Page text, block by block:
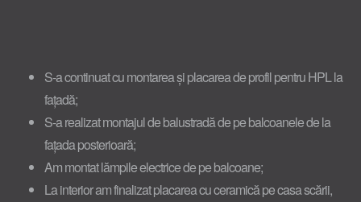
S-a continuat cu montarea și placarea de profil pentru HPL la
fațadă;
S-a realizat montajul de balustradă de pe balcoanele de la
fațada posterioară;
Am montat lămpile electrice de pe balcoane;
La interior am finalizat placarea cu ceramică pe casa scării,